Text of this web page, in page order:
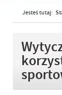
Jesteś tutaj: